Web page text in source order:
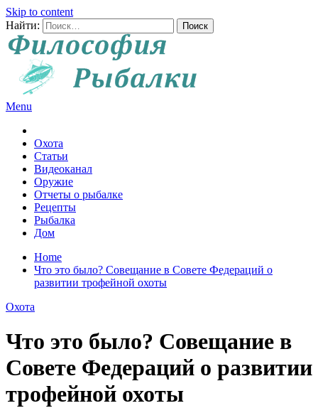
Skip to content
Найти:
Menu
Охота
Статьи
Видеоканал
Оружие
Отчеты о рыбалке
Рецепты
Рыбалка
Дом
Home
Что это было? Совещание в Совете Федераций о
развитии трофейной охоты
Охота
Что это было? Совещание в
Совете Федераций о развитии
трофейной охоты